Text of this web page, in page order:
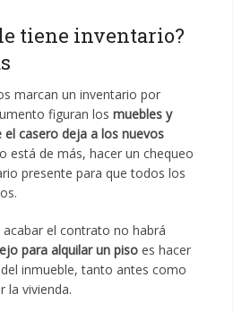
tiene inventario?
marcan un inventario por
figuran losmuebles y
casero deja a los nuevos
está de más, hacer un chequeo
presente para que todos los
el contrato no habrá
para alquilar un piso es hacer
inmueble, tanto antes como
la vivienda.